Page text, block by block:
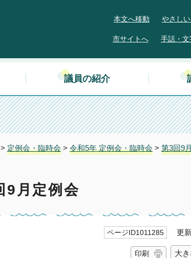
本文へ移動 やさし
市サイトへ 手話・文
議員の紹介
> 定例会・臨時会 > 令和5年 定例会・臨時会 > 第3回9
9月定例会
ページID1011285 更新
印刷 大